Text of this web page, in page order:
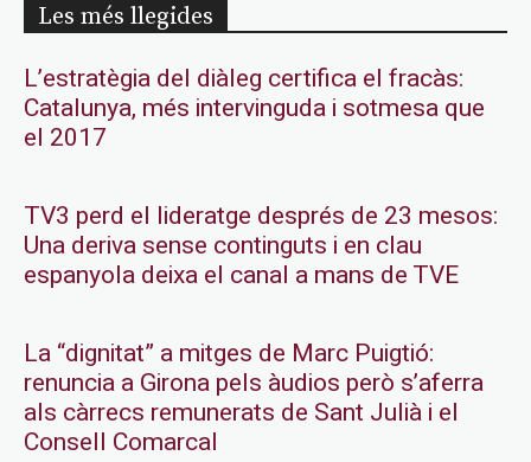
Les més llegides
L’estratègia del diàleg certifica el fracàs:
Catalunya, més intervinguda i sotmesa que
el 2017
TV3 perd el lideratge després de 23 mesos:
Una deriva sense continguts i en clau
espanyola deixa el canal a mans de TVE
La “dignitat” a mitges de Marc Puigtió:
renuncia a Girona pels àudios però s’aferra
als càrrecs remunerats de Sant Julià i el
Consell Comarcal